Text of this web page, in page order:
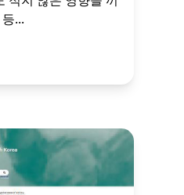
...